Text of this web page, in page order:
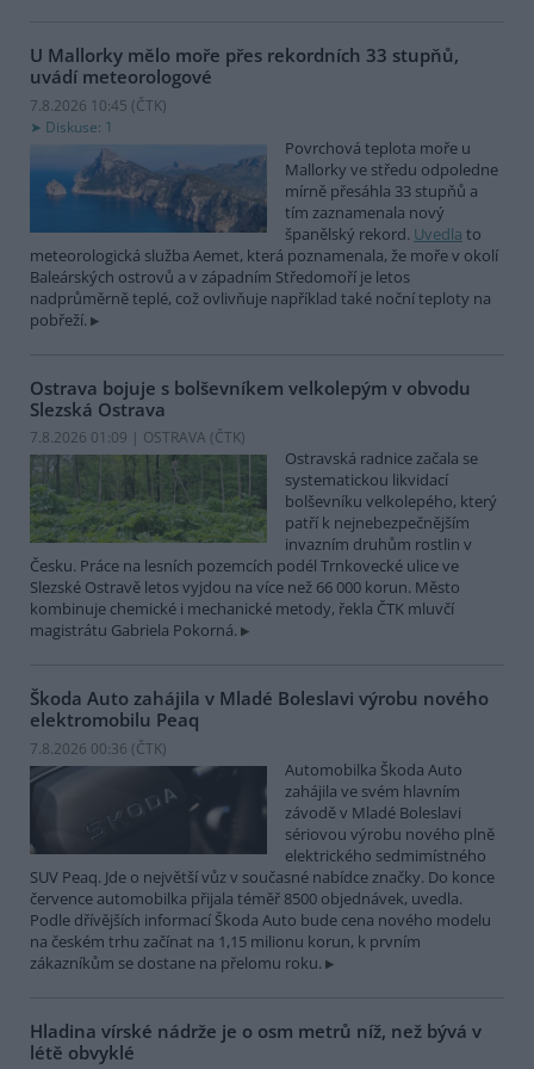
U Mallorky mělo moře přes rekordních 33 stupňů,
uvádí meteorologové
7.8.2026 10:45 (ČTK)
Diskuse: 1
Povrchová teplota moře u
Mallorky ve středu odpoledne
mírně přesáhla 33 stupňů a
tím zaznamenala nový
španělský rekord. Uvedla to
meteorologická služba Aemet, která poznamenala, že moře v okolí
Baleárských ostrovů a v západním Středomoří je letos
nadprůměrně teplé, což ovlivňuje například také noční teploty na
pobřeží.
Ostrava bojuje s bolševníkem velkolepým v obvodu
Slezská Ostrava
7.8.2026 01:09 | OSTRAVA (ČTK)
Ostravská radnice začala se
systematickou likvidací
bolševníku velkolepého, který
patří k nejnebezpečnějším
invazním druhům rostlin v
Česku. Práce na lesních pozemcích podél Trnkovecké ulice ve
Slezské Ostravě letos vyjdou na více než 66 000 korun. Město
kombinuje chemické i mechanické metody, řekla ČTK mluvčí
magistrátu Gabriela Pokorná.
Škoda Auto zahájila v Mladé Boleslavi výrobu nového
elektromobilu Peaq
7.8.2026 00:36 (ČTK)
Automobilka Škoda Auto
zahájila ve svém hlavním
závodě v Mladé Boleslavi
sériovou výrobu nového plně
elektrického sedmimístného
SUV Peaq. Jde o největší vůz v současné nabídce značky. Do konce
července automobilka přijala téměř 8500 objednávek, uvedla.
Podle dřívějších informací Škoda Auto bude cena nového modelu
na českém trhu začínat na 1,15 milionu korun, k prvním
zákazníkům se dostane na přelomu roku.
Hladina vírské nádrže je o osm metrů níž, než bývá v
létě obvyklé